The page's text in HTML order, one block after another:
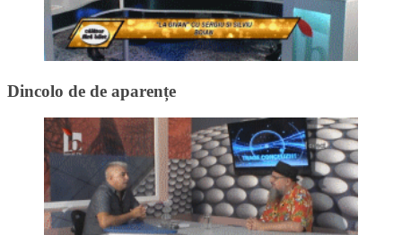
Dincolo de de aparențe